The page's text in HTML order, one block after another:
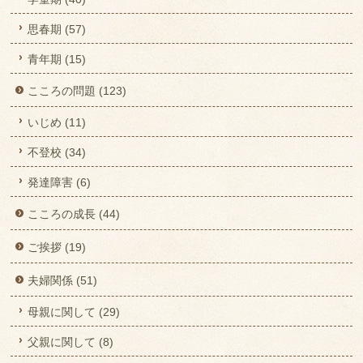
思春期 (57)
青年期 (15)
こころの問題 (123)
いじめ (11)
不登校 (34)
発達障害 (6)
こころの成長 (44)
ご挨拶 (19)
夫婦関係 (51)
母親に関して (29)
父親に関して (8)